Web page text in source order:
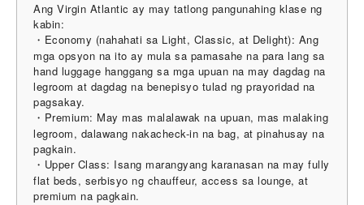
Ang Virgin Atlantic ay may tatlong pangunahing klase ng
kabin:
・Economy (nahahati sa Light, Classic, at Delight): Ang
mga opsyon na ito ay mula sa pamasahe na para lang sa
hand luggage hanggang sa mga upuan na may dagdag na
legroom at dagdag na benepisyo tulad ng prayoridad na
pagsakay.
・Premium: May mas malalawak na upuan, mas malaking
legroom, dalawang nakacheck-in na bag, at pinahusay na
pagkain.
・Upper Class: Isang marangyang karanasan na may fully
flat beds, serbisyo ng chauffeur, access sa lounge, at
premium na pagkain.